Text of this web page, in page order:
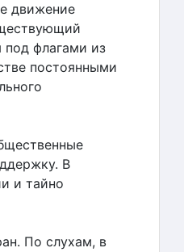
движение
флагами из
постоянными
В
и тайно
По слухам, в